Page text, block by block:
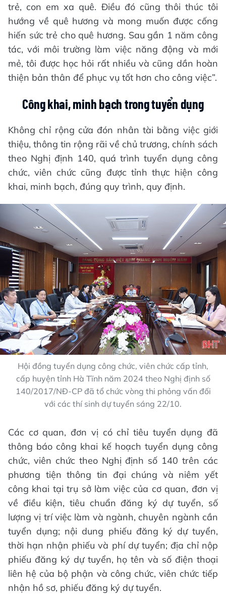
trẻ, con em xa quê. Điều đó cũng thôi thúc tôi
hướng về quê hương và mong muốn được cống
hiến sức trẻ cho quê hương. Sau gần 1 năm công
tác, với môi trường làm việc năng động và mới
mẻ, tôi được học hỏi rất nhiều và cũng dần hoàn
thiện bản thân để phục vụ tốt hơn cho công việc”.
Công khai, minh bạch trong tuyển dụng
Không chỉ rộng cửa đón nhân tài bằng việc giới
thiệu, thông tin rộng rãi về chủ trương, chính sách
theo Nghị định 140, quá trình tuyển dụng công
chức, viên chức cũng được tỉnh thực hiện công
khai, minh bạch, đúng quy trình, quy định.
Hội đồng tuyển dụng công chức, viên chức cấp tỉnh,
cấp huyện tỉnh Hà Tĩnh năm 2024 theo Nghị định số
140/2017/NĐ-CP đã tổ chức vòng thi phỏng vấn đối
với các thí sinh dự tuyển sáng 22/10.
Các cơ quan, đơn vị có chỉ tiêu tuyển dụng đã
thông báo công khai kế hoạch tuyển dụng công
chức, viên chức theo Nghị định số 140 trên các
phương tiện thông tin đại chúng và niêm yết
công khai tại trụ sở làm việc của cơ quan, đơn vị
về điều kiện, tiêu chuẩn đăng ký dự tuyển, số
lượng vị trí việc làm và ngành, chuyên ngành cần
tuyển dụng; nội dung phiếu đăng ký dự tuyển,
thời hạn nhận phiếu và phí dự tuyển; địa chỉ nộp
phiếu đăng ký dự tuyển, họ tên và số điện thoại
liên hệ của bộ phận và công chức, viên chức tiếp
nhận hồ sơ, phiếu đăng ký dự tuyển.